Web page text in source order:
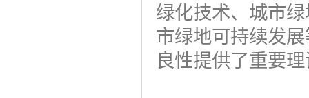
绿化技术、城市
市绿地可持续发
良性提供了重要